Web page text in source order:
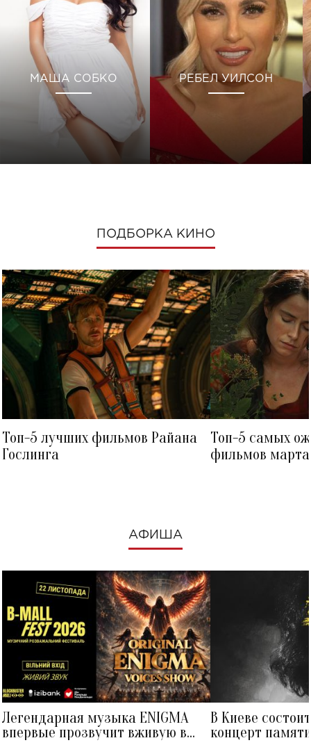
МАША СОБКО РЕБЕЛ УИЛСОН
ПОДБОРКА КИНО
Топ-5 лучших фильмов Райана
Гослинга
Топ-5 самых
фильмов
АФИША
Легендарная музыка ENIGMA
впервые прозвучит вживую в
В Киеве
концерт